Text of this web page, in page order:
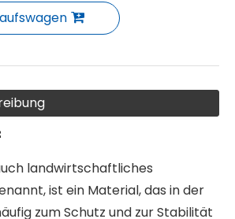
landwirtschaftliches
ist ein Material, das in der
zum Schutz und zur Stabilität